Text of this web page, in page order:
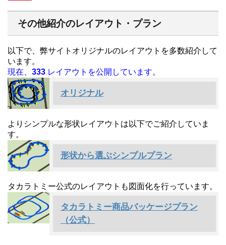
その他紹介のレイアウト・プラン
以下で、弊サイトオリジナルのレイアウトを多数紹介して
います。
現在、 333 レイアウトを公開しています。
オリジナル
よりシンプルな形状レイアウトは以下でご紹介していま
す。
形状から選ぶシンプルプラン
タカラトミー公式のレイアウトも図面化を行っています。
タカラトミー商品パッケージプラン
（公式）